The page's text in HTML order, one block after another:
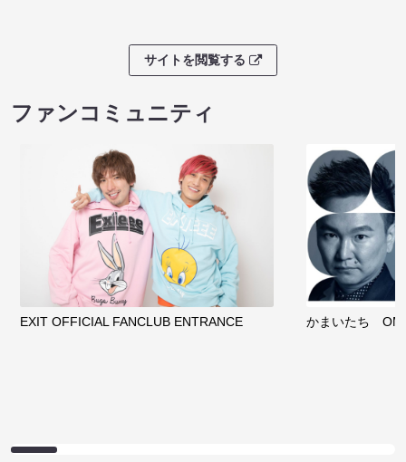
サイトを閲覧する
ファンコミュニティ
EXIT OFFICIAL FANCLUB ENTRANCE かまいたち